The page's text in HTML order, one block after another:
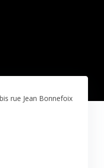
rue Jean Bonnefoix